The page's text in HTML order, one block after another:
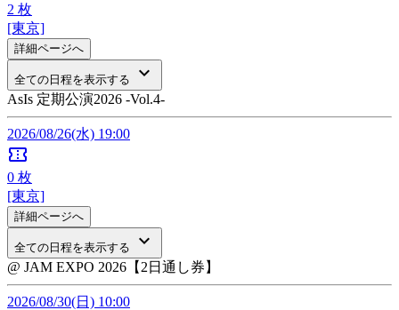
2 枚
[東京]
詳細ページへ
全ての日程を表示する keyboard_arrow_down
AsIs 定期公演2026 -Vol.4-
2026/08/26(水) 19:00
confirmation_number
0 枚
[東京]
詳細ページへ
全ての日程を表示する keyboard_arrow_down
@ JAM EXPO 2026【2日通し券】
2026/08/30(日) 10:00